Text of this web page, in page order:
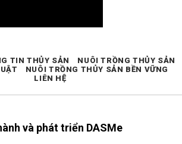
và phát triển DASMe
TIN THỦY SẢN
NUÔI TRỒNG THỦY SẢN
NUÔI TRỒNG THỦY SẢN BỀN VỮNG
LIÊN HỆ